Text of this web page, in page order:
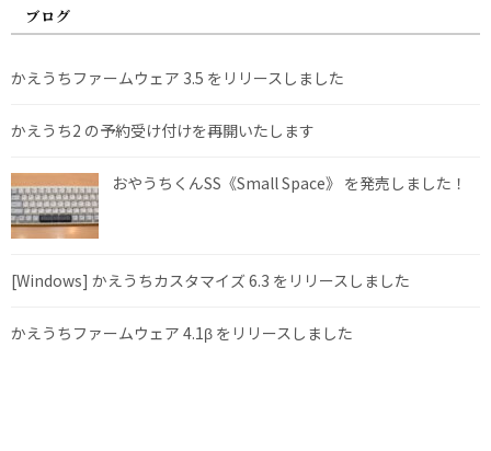
ブログ
かえうちファームウェア 3.5 をリリースしました
かえうち2 の予約受け付けを再開いたします
おやうちくんSS《Small Space》 を発売しました！
[Windows] かえうちカスタマイズ 6.3 をリリースしました
かえうちファームウェア 4.1β をリリースしました